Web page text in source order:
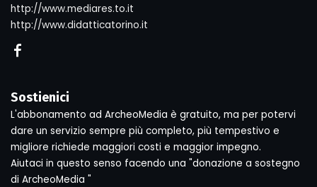
http://www.mediares.to.it
http://www.didatticatorino.it
Sostienici
L'abbonamento ad ArcheoMedia è gratuito, ma per potervi
dare un servizio sempre più completo, più tempestivo e
migliore richiede maggiori costi e maggior impegno.
Aiutaci in questo senso facendo una "donazione a sostegno
di ArcheoMedia "